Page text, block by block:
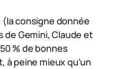
consigne donnée
de Gemini, Claude et
% de bonnes
peine mieux qu’un